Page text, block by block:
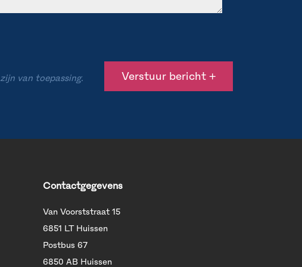
zijn van toepassing.
Contactgegevens
Van Voorststraat 15
6851 LT Huissen
Postbus 67
6850 AB Huissen